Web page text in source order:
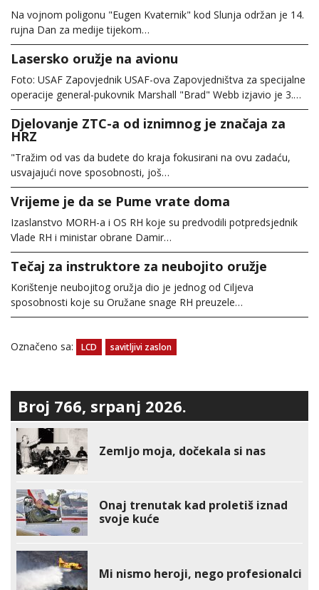
Na vojnom poligonu "Eugen Kvaternik" kod Slunja održan je 14.
rujna Dan za medije tijekom…
Lasersko oružje na avionu
Foto: USAF Zapovjednik USAF-ova Zapovjedništva za specijalne
operacije general-pukovnik Marshall "Brad" Webb izjavio je 3.…
Djelovanje ZTC-a od iznimnog je značaja za
HRZ
"Tražim od vas da budete do kraja fokusirani na ovu zadaću,
usvajajući nove sposobnosti, još…
Vrijeme je da se Pume vrate doma
Izaslanstvo MORH-a i OS RH koje su predvodili potpredsjednik
Vlade RH i ministar obrane Damir…
Tečaj za instruktore za neubojito oružje
Korištenje neubojitog oružja dio je jednog od Ciljeva
sposobnosti koje su Oružane snage RH preuzele…
Označeno sa: LCD savitljivi zaslon
Broj 766, srpanj 2026.
Zemljo moja, dočekala si nas
Onaj trenutak kad proletiš iznad
svoje kuće
Mi nismo heroji, nego profesionalci